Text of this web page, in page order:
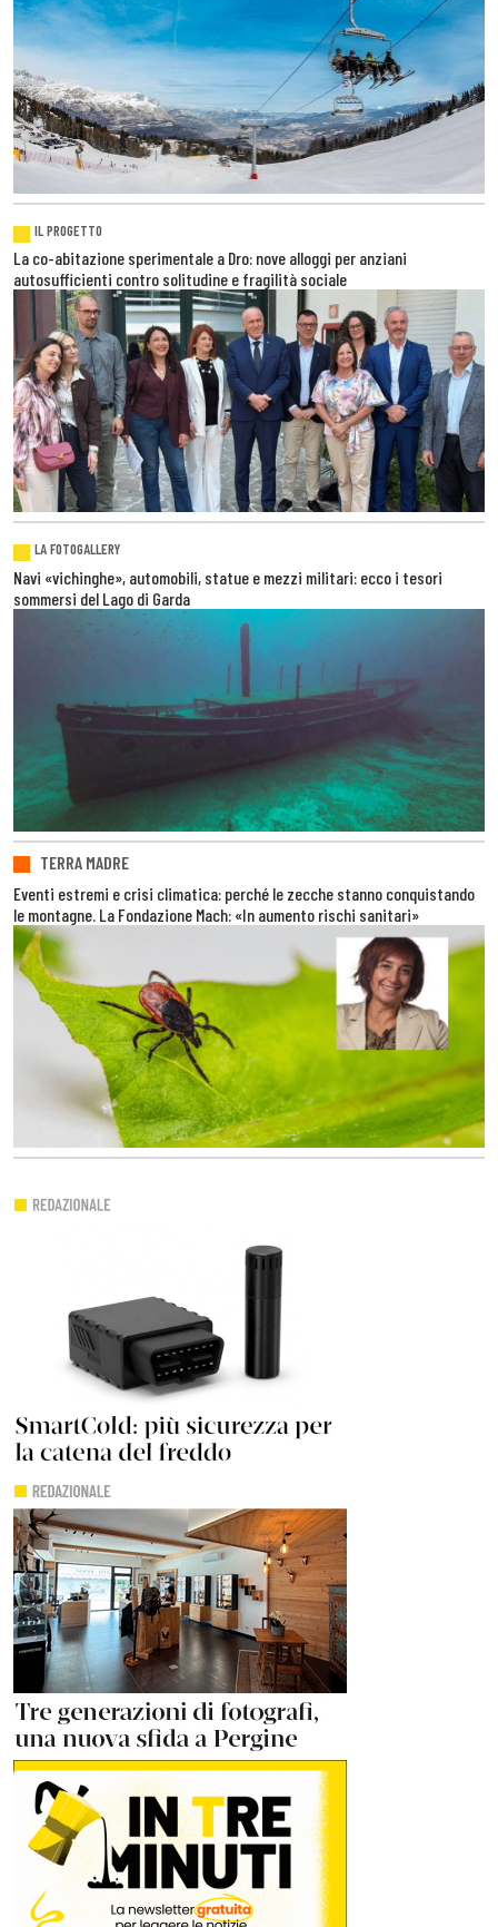
IL PROGETTO
La co-abitazione sperimentale a Dro: nove alloggi per anziani
autosufficienti contro solitudine e fragilità sociale
LA FOTOGALLERY
Navi «vichinghe», automobili, statue e mezzi militari: ecco i tesori
sommersi del Lago di Garda
TERRA MADRE
Eventi estremi e crisi climatica: perché le zecche stanno conquistando
le montagne. La Fondazione Mach: «In aumento rischi sanitari»